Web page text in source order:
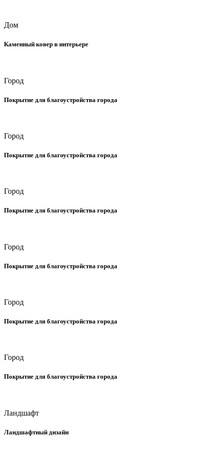
Дом
Каменный ковер в интерьере
Город
Покрытие для благоустройства города
Город
Покрытие для благоустройства города
Город
Покрытие для благоустройства города
Город
Покрытие для благоустройства города
Город
Покрытие для благоустройства города
Город
Покрытие для благоустройства города
Ландшафт
Ландшафтный дизайн